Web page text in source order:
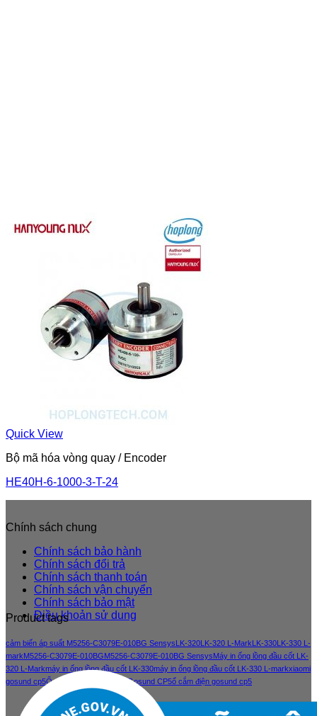
Quick View
Bộ mã hóa vòng quay / Encoder
HE40H-6-1000-3-T-24
Chính sách chung
Chính sách bảo hành
Chính sách đổi trả
Chính sách thanh toán
Chính sách vận chuyển
Chính sách bảo mật
Điều khoản sử dung
Product tags
cảm biến áp suất M5256-C3079E-010BG Sensys LK-320 LK-320 L-Mark LK-330 LK-330 L-
markM5256-C3079E-010BGM5256-C3079E-010BG SensysMáy in ống lồng đầu cốt LK-
320 L-Markmáy in ống lồng đầu cốt LK-330máy in ống lồng đầu cốt LK-330 L-markxiaomi
gosund cp5Ổ cắm điện thông minh Gosund CP5ổ cắm điện gosund cp5